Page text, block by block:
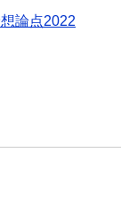
論点2022